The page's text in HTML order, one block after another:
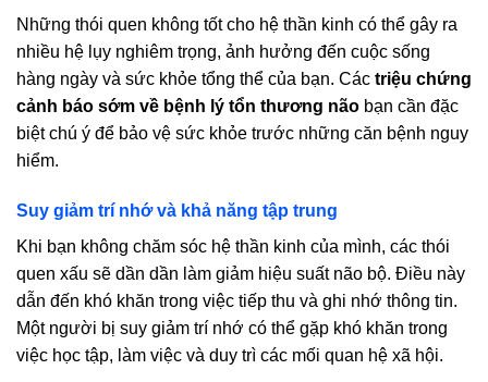
Những thói quen không tốt cho hệ thần kinh có thể gây ra
nhiều hệ lụy nghiêm trọng, ảnh hưởng đến cuộc sống
hàng ngày và sức khỏe tổng thể của bạn. Các triệu chứng
cảnh báo sớm về bệnh lý tổn thương não bạn cần đặc
biệt chú ý để bảo vệ sức khỏe trước những căn bệnh nguy
hiểm.
Suy giảm trí nhớ và khả năng tập trung
Khi bạn không chăm sóc hệ thần kinh của mình, các thói
quen xấu sẽ dần dần làm giảm hiệu suất não bộ. Điều này
dẫn đến khó khăn trong việc tiếp thu và ghi nhớ thông tin.
Một người bị suy giảm trí nhớ có thể gặp khó khăn trong
việc học tập, làm việc và duy trì các mối quan hệ xã hội.